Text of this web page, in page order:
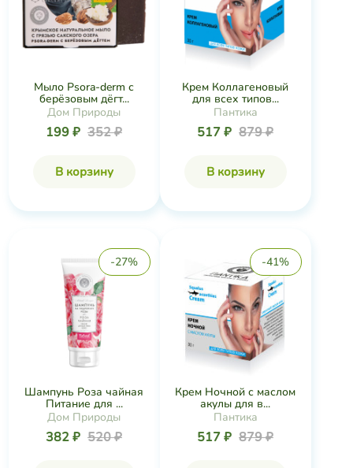
Мыло Psora-derm с
берёзовым дёгт...
Дом Природы
199 ₽ 352 ₽
В корзину
Крем Коллагеновый
для всех типов...
Пантика
517 ₽ 879 ₽
В корзину
-27%
Шампунь Роза чайная
Питание для ...
Дом Природы
382 ₽ 520 ₽
-41%
Крем Ночной с маслом
акулы для в...
Пантика
517 ₽ 879 ₽